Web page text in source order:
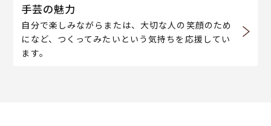
手芸の魅力
自分で楽しみながらまたは、大切な人の笑顔のため
になど、つくってみたいという気持ちを応援してい
ます。